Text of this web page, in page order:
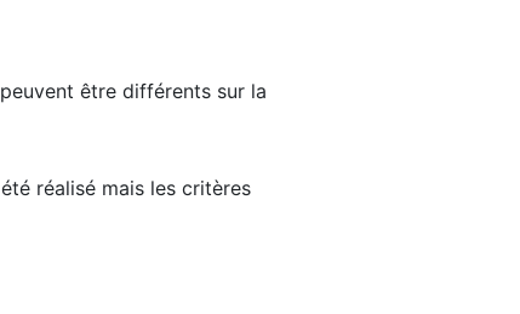
être différents sur la
réalisé mais les critères